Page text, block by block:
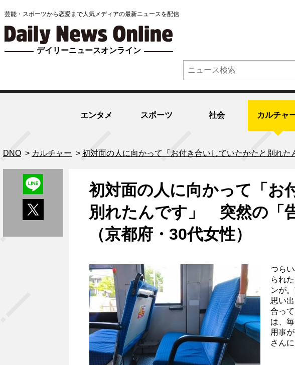
芸能・スポーツから恋愛まで人気メディアの最新ニュースを配信
デイリーニュースオンライン
エンタメ スポーツ 社会 カルチャ
DNO > カルチャー > 初対面の人に向かって「お付き合いしていたかたと別れ
初対面の人に向かって「お
別れたんです」 突然の「
（京都府・30代女性）
つら
られ
ンが
思い
合っ
は、
用事
さん